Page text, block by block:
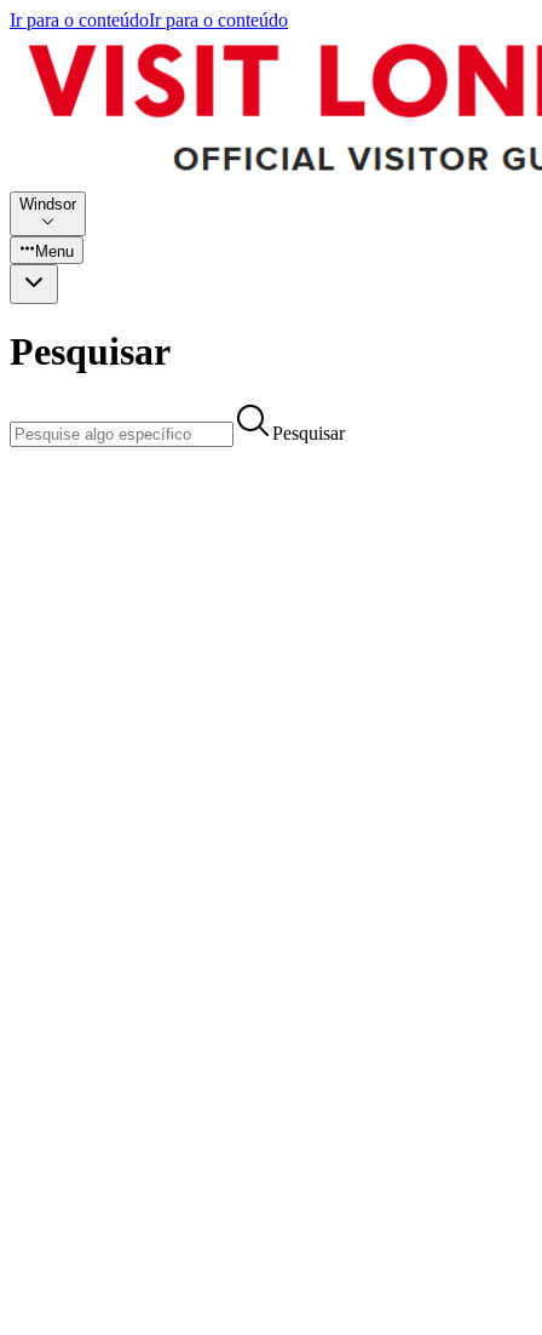
Ir para o conteúdoIr para o conteúdo
Windsor
Menu
Pesquisar
Pesquisar